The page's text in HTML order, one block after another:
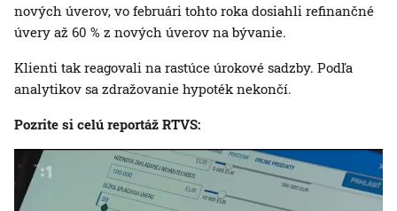
nových úverov, vo februári tohto roka dosiahli refinančné
úvery až 60 % z nových úverov na bývanie.
Klienti tak reagovali na rastúce úrokové sadzby. Podľa
analytikov sa zdražovanie hypoték nekončí.
Pozrite si celú reportáž RTVS: